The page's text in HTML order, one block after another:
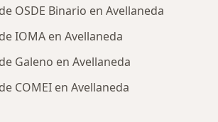
OSDE Binario en Avellaneda
IOMA en Avellaneda
Galeno en Avellaneda
COMEI en Avellaneda